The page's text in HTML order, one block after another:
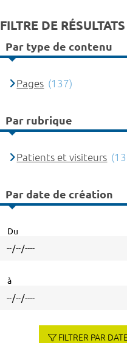
FILTRE DE RÉSULTATS
Par type de contenu
Pages (137)
Par rubrique
Patients et visiteurs
Par date de création
Du
à
FILTRER PAR DATE